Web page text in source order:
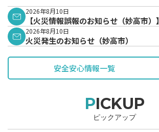
2026年8月10日
【火災情報誤報のお知らせ（妙高市）】
2026年8月10日
火災発生のお知らせ（妙高市）
安全安心情報一覧
PICKUP
ピックアップ